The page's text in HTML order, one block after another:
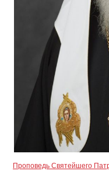
Проповедь Святейшего